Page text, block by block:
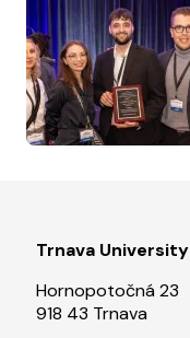
Trnava University
Hornopotočná 23
918 43 Trnava